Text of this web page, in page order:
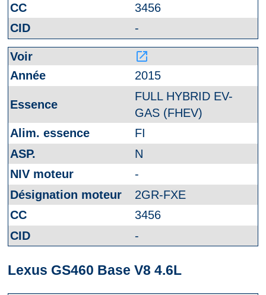
3456
-
launch
2015
FULL HYBRID EV-
GAS (FHEV)
FI
N
-
2GR-FXE
3456
-
Lexus GS460 Base V8 4.6L